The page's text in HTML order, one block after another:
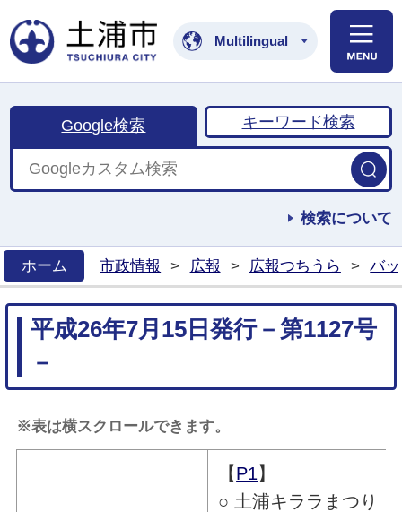
土浦市公式ホームペ
Multilingual
Google検索 キーワード検索
検索について
ホーム
市政情報 > 広報 > 広報つちうら > バ
平成26年7月15日発行－第1127号
－
※表は横スクロールできます。
【P1】
○ 土浦キララまつり